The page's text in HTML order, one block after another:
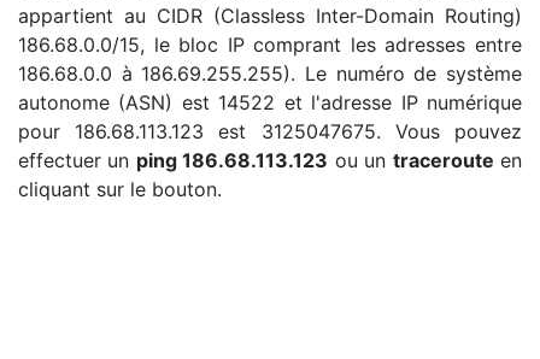
appartient au CIDR (Classless Inter-Domain Routing)
186.68.0.0/15, le bloc IP comprant les adresses entre
186.68.0.0 à 186.69.255.255). Le numéro de système
autonome (ASN) est 14522 et l'adresse IP numérique
pour 186.68.113.123 est 3125047675. Vous pouvez
effectuer un ping 186.68.113.123 ou un traceroute en
cliquant sur le bouton.